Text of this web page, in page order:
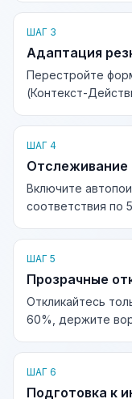
ШАГ 3
Адаптация
Перестройте
(Контекст-
ШАГ 4
Отслеживание
Включите
соответствия по
ШАГ 5
Прозрачные
Откликайтесь
60%, держите
ШАГ 6
Подготовка к